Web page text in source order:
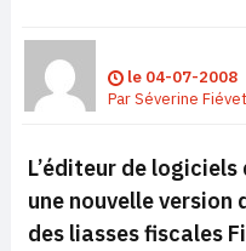
le 04-07-2008
ParSéverine Fiévet
L’éditeur de
une nouvelle version
des liasses fiscales